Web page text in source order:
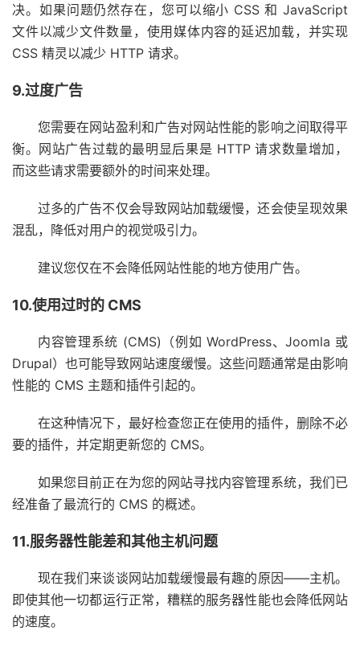
决。如果问题仍然存在，您可以缩小 CSS 和 JavaScript
文件以减少文件数量，使用媒体内容的延迟加载，并实现
CSS 精灵以减少 HTTP 请求。
9.过度广告
您需要在网站盈利和广告对网站性能的影响之间取得平
衡。网站广告过载的最明显后果是 HTTP 请求数量增加，
而这些请求需要额外的时间来处理。
过多的广告不仅会导致网站加载缓慢，还会使呈现效果
混乱，降低对用户的视觉吸引力。
建议您仅在不会降低网站性能的地方使用广告。
10.使用过时的 CMS
内容管理系统 (CMS)（例如 WordPress、Joomla 或
Drupal）也可能导致网站速度缓慢。这些问题通常是由影响
性能的 CMS 主题和插件引起的。
在这种情况下，最好检查您正在使用的插件，删除不必
要的插件，并定期更新您的 CMS。
如果您目前正在为您的网站寻找内容管理系统，我们已
经准备了最流行的 CMS 的概述。
11.服务器性能差和其他主机问题
现在我们来谈谈网站加载缓慢最有趣的原因——主机。
即使其他一切都运行正常，糟糕的服务器性能也会降低网站
的速度。